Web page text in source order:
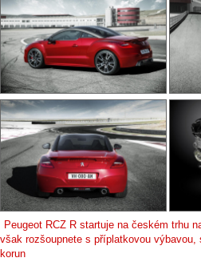
Peugeot RCZ R startuje na českém trhu
však rozšoupnete s příplatkovou výbavou,
korun